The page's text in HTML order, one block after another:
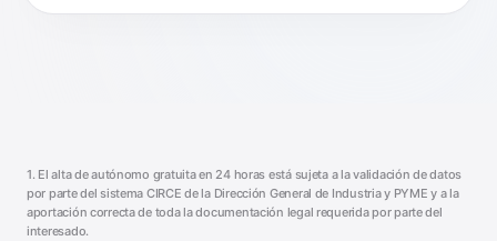
1. El alta de autónomo gratuita en 24 horas está sujeta a la validación de datos
por parte del sistema CIRCE de la Dirección General de Industria y PYME y a la
aportación correcta de toda la documentación legal requerida por parte del
interesado.